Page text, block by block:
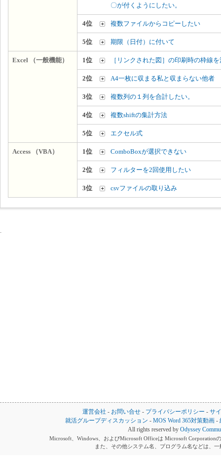
〇が付くようにしたい。
4位 複数ファイルからコピーしたい
5位 期限（日付）に付いて
Excel （一般機能） 1位 ［リンクされた図］の印刷時の枠線
2位 A4一枚に収まる私と収まらない他者
3位 複数列の１列を合計したい。
4位 複数shiftの集計方法
5位 エクセル式
Access （VBA） 1位 ComboBoxが選択できない
2位 フィルターを2回使用したい
3位 csvファイルの取り込み
運営会社 - お問い合せ - プライバシーポリシー - サ
就活グループディスカッション -MOS Word 365対策動画 -
All rights reserved by Odyssey
Microsoft、Windows、およびMicrosoft Officeは Microsoft Corporation
また、その他システム名、プログラム名などは、